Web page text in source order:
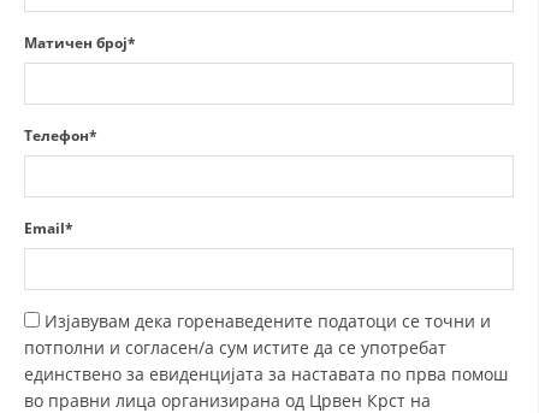
ДИСЕМИНАЦИЈА
Матичен број*
Телефон*
Email*
Изјавувам дека горенаведените податоци се точни и
потполни и согласен/а сум истите да се употребат
единствено за евиденцијата за наставата по прва помош
во правни лица организирана од Црвен Крст на